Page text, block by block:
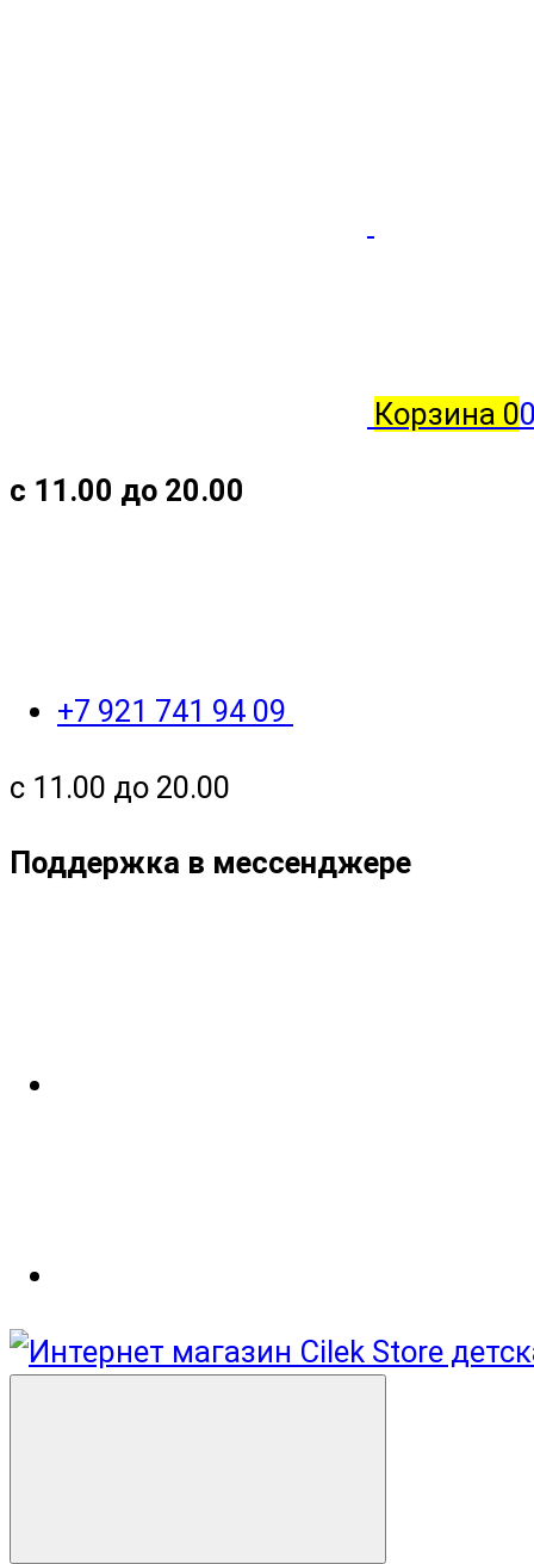
Корзина 0
с 11.00 до 20.00
+7 921 741 94 09
с 11.00 до 20.00
Поддержка в мессенджере